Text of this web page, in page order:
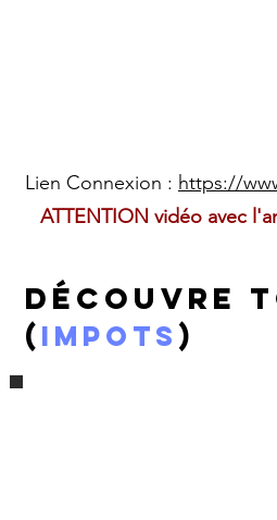
Lien Connexion : https://
ATTENTION vidéo avec
Découvre
(impots)